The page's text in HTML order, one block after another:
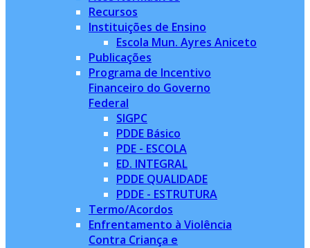
Recursos
Instituições de Ensino
Escola Mun. Ayres Aniceto
Publicações
Programa de Incentivo
Financeiro do Governo
Federal
SIGPC
PDDE Básico
PDE - ESCOLA
ED. INTEGRAL
PDDE QUALIDADE
PDDE - ESTRUTURA
Termo/Acordos
Enfrentamento à Violência
Contra Criança e